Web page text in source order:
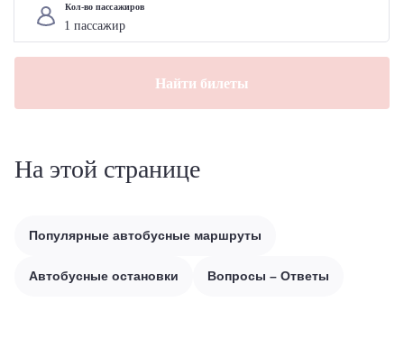
Кол-во пассажиров
Найти билеты
На этой странице
Популярные автобусные маршруты
Автобусные остановки Вопросы – Ответы